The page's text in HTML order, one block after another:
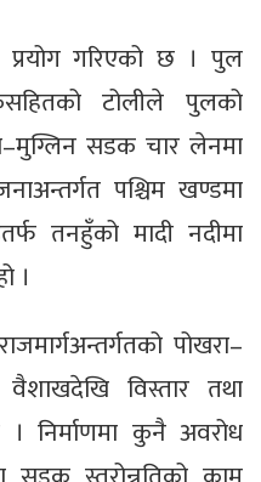
गरिएको छ । पुल
टोलीले पुलको
सडक चार लेनमा
पश्चिम खण्डमा
तनहुँको मादी नदीमा
।
पोखरा–
विस्तार तथा
। निर्माणमा कुनै अवरोध